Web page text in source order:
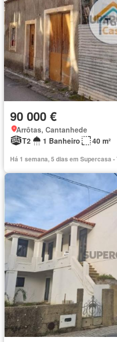
90 000 €
Arrôtas, Cantanhede
T2
1 Banheiro 40 m²
Há 1 semana, 5 dias em Supercasa